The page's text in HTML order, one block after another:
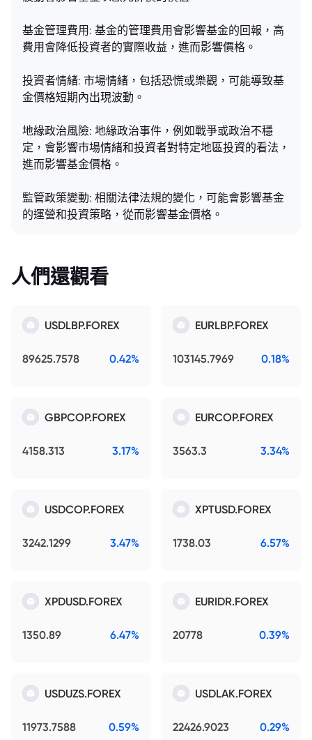
基金管理費用: 基金的管理費用會影響基金的回報，高
費用會降低投資者的實際收益，進而影響價格。
投資者情緒: 市場情緒，包括恐慌或樂觀，可能導致基
金價格短期內出現波動。
地緣政治風險: 地緣政治事件，例如戰爭或政治不穩
定，會影響市場情緒和投資者對特定地區投資的看法，
進而影響基金價格。
監管政策變動: 相關法律法規的變化，可能會影響基金
的運營和投資策略，從而影響基金價格。
人們還觀看
USDLBP.FOREX
89625.7578 0.42%
EURLBP.FOREX
103145.7969 0.18%
GBPCOP.FOREX
4158.313 3.17%
EURCOP.FOREX
3563.3 3.34%
USDCOP.FOREX
3242.1299 3.47%
XPTUSD.FOREX
1738.03 6.57%
XPDUSD.FOREX
1350.89 6.47%
EURIDR.FOREX
20778 0.39%
USDUZS.FOREX
11973.7588 0.59%
USDLAK.FOREX
22426.9023 0.29%